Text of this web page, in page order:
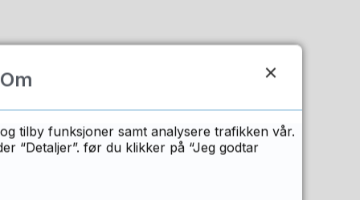
Om
tilby funksjoner samt analysere trafikken vår.
“Detaljer”. før du klikker på “Jeg godtar